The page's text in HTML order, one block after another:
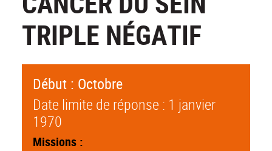
TRIPLE NÉGATIF
Début : Octobre
Date limite de réponse : 1 janvier
1970
Missions :